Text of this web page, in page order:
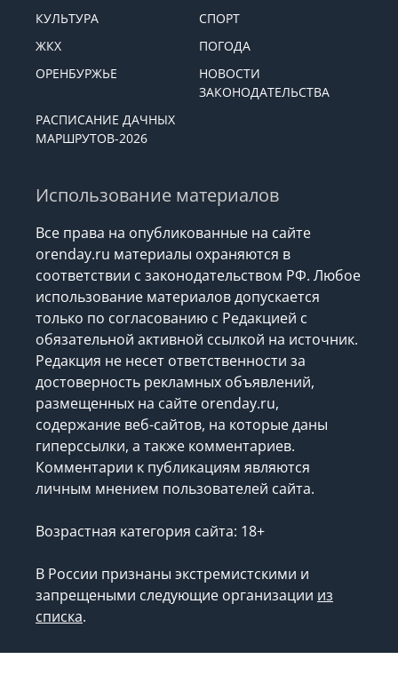
КУЛЬТУРА
СПОРТ
ЖКХ
ПОГОДА
ОРЕНБУРЖЬЕ
НОВОСТИ
ЗАКОНОДАТЕЛЬСТВА
РАСПИСАНИЕ ДАЧНЫХ
МАРШРУТОВ-2026
Использование материалов
Все права на опубликованные на сайте
orenday.ru материалы охраняются в
соответствии с законодательством РФ. Любое
использование материалов допускается
только по согласованию с Редакцией с
обязательной активной ссылкой на источник.
Редакция не несет ответственности за
достоверность рекламных объявлений,
размещенных на сайте orenday.ru,
содержание веб-сайтов, на которые даны
гиперссылки, а также комментариев.
Комментарии к публикациям являются
личным мнением пользователей сайта.
Возрастная категория сайта: 18+
В России признаны экстремистскими и
запрещеными следующие организации из
списка.
Запрещено для детей.